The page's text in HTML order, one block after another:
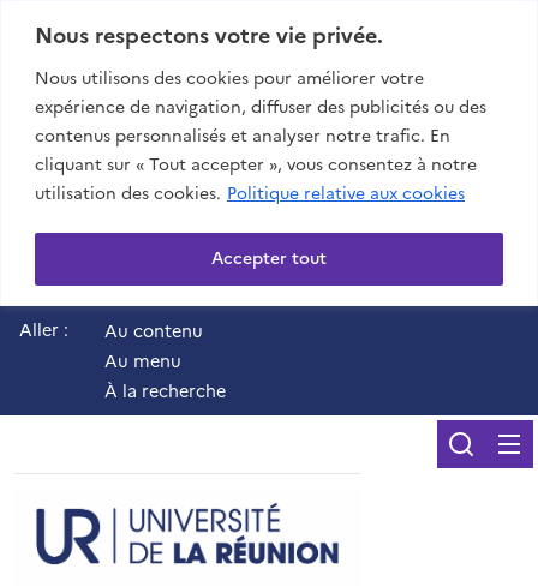
Nous respectons votre vie privée.
Nous utilisons des cookies pour améliorer votre
expérience de navigation, diffuser des publicités ou des
contenus personnalisés et analyser notre trafic. En
cliquant sur « Tout accepter », vous consentez à notre
utilisation des cookies. Politique relative aux cookies
Accepter tout
Aller :
Au contenu
Au menu
À la recherche